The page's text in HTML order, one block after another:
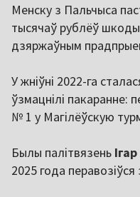
Менску з Пальчыса
тысячаў рублёў
дзяржаўным
У жніўні 2022-га
ўзмацнілі пакаранне:
№ 1 у Магілёўскую
Былы палітвязень
2025 года